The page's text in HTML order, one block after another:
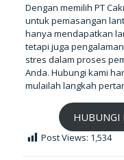
Dengan memilih PT
untuk pemasangan
hanya mendapatkan
tetapi juga
stres dalam proses
Anda. Hubungi kami
mulailah langkah
HUBUNGI
Post Views: 1,534